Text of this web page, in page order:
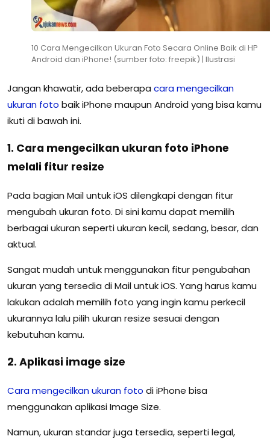
10 Cara Mengecilkan Ukuran Foto Secara Online Baik di HP
Android dan iPhone! (sumber foto: freepik) | Ilustrasi
Jangan khawatir, ada beberapa cara mengecilkan
ukuran foto baik iPhone maupun Android yang bisa kamu
ikuti di bawah ini.
1. Cara mengecilkan ukuran foto iPhone
melali fitur resize
Pada bagian Mail untuk iOS dilengkapi dengan fitur
mengubah ukuran foto. Di sini kamu dapat memilih
berbagai ukuran seperti ukuran kecil, sedang, besar, dan
aktual.
Sangat mudah untuk menggunakan fitur pengubahan
ukuran yang tersedia di Mail untuk iOS. Yang harus kamu
lakukan adalah memilih foto yang ingin kamu perkecil
ukurannya lalu pilih ukuran resize sesuai dengan
kebutuhan kamu.
2. Aplikasi image size
Cara mengecilkan ukuran foto di iPhone bisa
menggunakan aplikasi Image Size.
Namun, ukuran standar juga tersedia, seperti legal,